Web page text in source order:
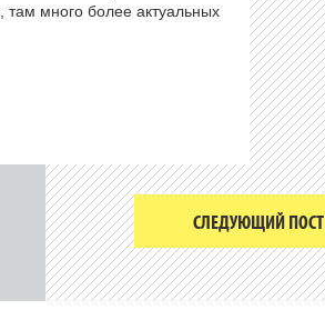
, там много более актуальных
СЛЕДУЮЩИЙ ПОСТ